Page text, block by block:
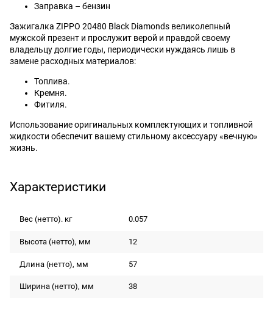
Заправка – бензин
Зажигалка ZIPPO 20480 Black Diamonds великолепный
мужской презент и прослужит верой и правдой своему
владельцу долгие годы, периодически нуждаясь лишь в
замене расходных материалов:
Топлива.
Кремня.
Фитиля.
Использование оригинальных комплектующих и топливной
жидкости обеспечит вашему стильному аксессуару «вечную»
жизнь.
Характеристики
Вес (нетто). кг 0.057
Высота (нетто), мм 12
Длина (нетто), мм 57
Ширина (нетто), мм 38